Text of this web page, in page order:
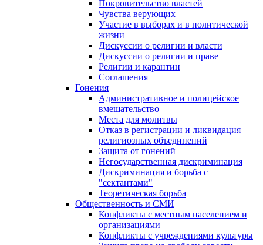
Покровительство властей
Чувства верующих
Участие в выборах и в политической
жизни
Дискуссии о религии и власти
Дискуссии о религии и праве
Религии и карантин
Соглашения
Гонения
Административное и полицейское
вмешательство
Места для молитвы
Отказ в регистрации и ликвидация
религиозных объединений
Защита от гонений
Негосударственная дискриминация
Дискриминация и борьба с
"сектантами"
Теоретическая борьба
Общественность и СМИ
Конфликты с местным населением и
организациями
Конфликты с учреждениями культуры